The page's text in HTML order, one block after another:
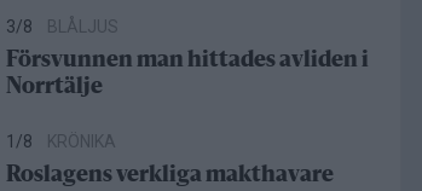
3/8 BLÅLJUS
Försvunnen man hittades avliden i
Norrtälje
1/8 KRÖNIKA
Roslagens verkliga makthavare